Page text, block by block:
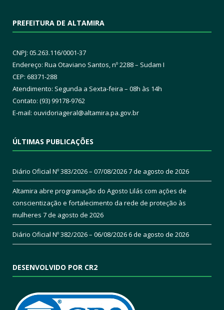
PREFEITURA DE ALTAMIRA
CNPJ: 05.263.116/0001-37
Endereço: Rua Otaviano Santos, nº 2288 – Sudam I
CEP: 68371-288
Atendimento: Segunda a Sexta-feira – 08h às 14h
Contato: (93) 99178-9762
E-mail: ouvidoriageral@altamira.pa.gov.br
ÚLTIMAS PUBLICAÇÕES
Diário Oficial Nº 383/2026 – 07/08/20267 de agosto de 2026
Altamira abre programação do Agosto Lilás com ações de
conscientização e fortalecimento da rede de proteção às
mulheres 7 de agosto de 2026
Diário Oficial Nº 382/2026 – 06/08/20266 de agosto de 2026
DESENVOLVIDO POR CR2